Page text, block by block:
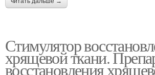
Стимулятор
хрящевой ткани.
восстановления